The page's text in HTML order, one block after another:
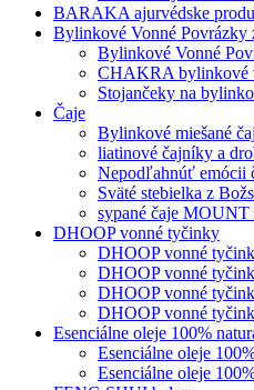
BARAKA ajurvédske
Bylinkové Vonné
Bylinkové Vonné
CHAKRA bylinkové
Stojančeky na
Čaje
Bylinkové miešané
liatinové čajníky a
Nepodľahnúť emócii
Sväté stebielka z
sypané čaje
DHOOP vonné tyčinky
DHOOP vonné
DHOOP vonné
DHOOP vonné
DHOOP vonné
Esenciálne oleje 100%
Esenciálne oleje
Esenciálne oleje